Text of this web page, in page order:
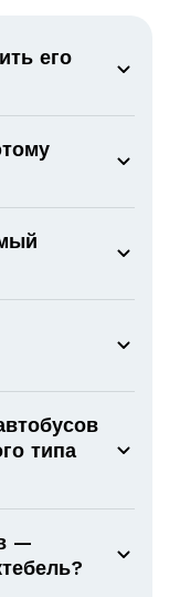
его
типа
—